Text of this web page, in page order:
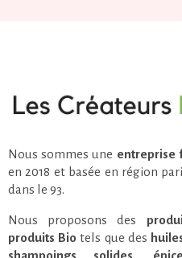
Nous sommes une entreprise
en 2018 et basée en région
dans le 93.
Nous proposons des
produits Bio tels que des
shampoings solides,